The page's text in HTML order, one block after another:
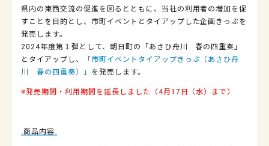
県内の東西交流の促進を図るとともに、当社の利用者の増加を促
すことを目的とし、市町イベントとタイアップした企画きっぷを
発売します。
2024年度第１弾として、朝日町の「あさひ舟川 春の四重奏」
とタイアップし、
「市町イベントタイアップきっぷ（あさひ舟
川 春の四重奏）」 を発売します。
※発売期間・利用期間を延長しました（4月17日（水）まで）
商品内容